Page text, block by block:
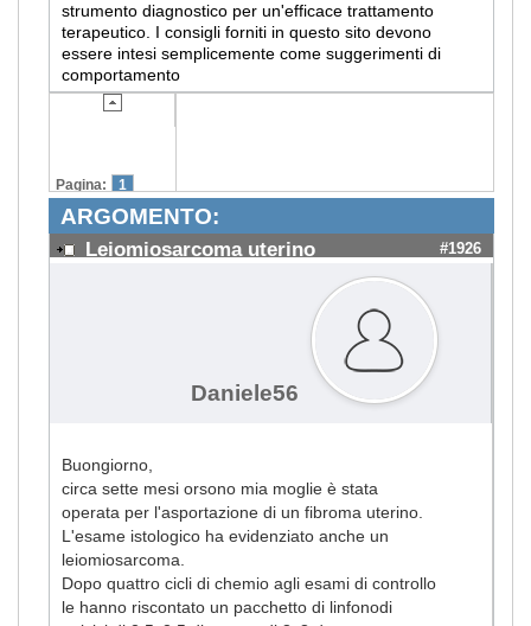
strumento diagnostico per un'efficace trattamento
terapeutico. I consigli forniti in questo sito devono
essere intesi semplicemente come suggerimenti di
comportamento
Pagina: 1
ARGOMENTO:
Leiomiosarcoma uterino #1926
Daniele56
Buongiorno,
circa sette mesi orsono mia moglie è stata
operata per l'asportazione di un fibroma uterino.
L'esame istologico ha evidenziato anche un
leiomiosarcoma.
Dopo quattro cicli di chemio agli esami di controllo
le hanno riscontato un pacchetto di linfonodi